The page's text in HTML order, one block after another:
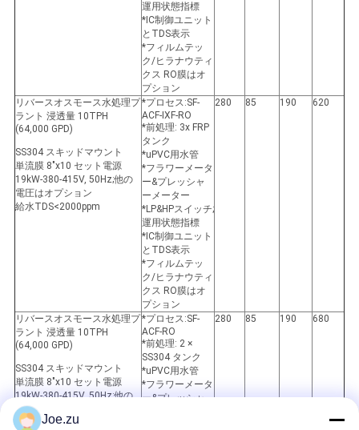
運用状態指標
*IC制御ユニット
とTDS表示
*フィルムテッ
ク/ヒラナウティ
クス RO膜はオ
プション
リバースオスモース水処理プ
ラント 浸透量 10TPH
(64,000 GPD)
SS304 スキッドマウント
単流膜 8"x10 セット電源
19kW-380-415V, 50Hz;他の
電圧はオプション
給水TDS<2000ppm
*プロセス:SF-
ACF-IXF-RO
*前処理: 3x FRP
タンク
*uPVC用水管
*フラワーメータ
ー&プレッシャ
ーメーター
*LP&HPスイッチ;
運用状態指標
*IC制御ユニット
とTDS表示
*フィルムテッ
ク/ヒラナウティ
クス RO膜はオ
プション
280 85 190 620
リバースオスモース水処理プ
ラント 浸透量 10TPH
(64,000 GPD)
SS304 スキッドマウント
単流膜 8"x10 セット電源
19kW-380-415V, 50Hz;他の
電圧はオプション
給水TDS<2000ppm
*プロセス:SF-
ACF-RO
*前処理: 2 ×
SS304 タンク
*uPVC用水管
*フラワーメータ
ー&プレッシャ
280 85 190 680
Joe.zu